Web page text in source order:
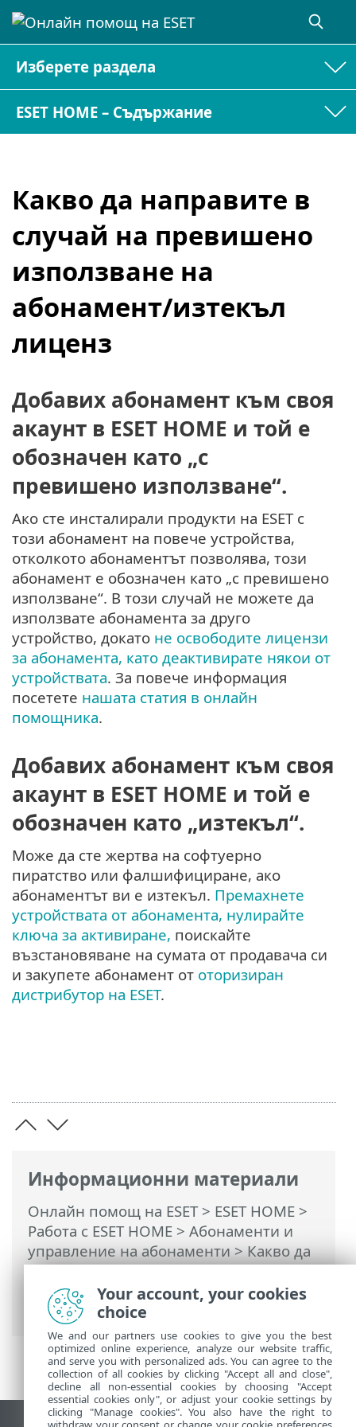
Изберете раздела
ESET HOME – Съдържание
Какво да направите в
случай на превишено
използване на
абонамент/изтекъл
лиценз
Информационни материали
Онлайн помощ на ESET> ESET HOME >
Работа с ESET HOME > Абонаменти и
управление на абонаменти> Какво да
направите в случай на превишено
използване на абонамент/изтекъл
лиценз
Добавих абонамент към своя
акаунт в ESET HOME и той е
обозначен като „с
превишено използване“.
Ако сте инсталирали продукти на ESET с
този абонамент на повече устройства,
отколкото абонаментът позволява, този
абонамент е обозначен като „с превишено
използване“. В този случай не можете да
използвате абонамента за друго
устройство, докато не освободите лицензи
за абонамента, като деактивирате някои от
устройствата. За повече информация
посетете нашата статия в онлайн
помощника.
Добавих абонамент към своя
акаунт в ESET HOME и той е
обозначен като „изтекъл“.
Може да сте жертва на софтуерно
пиратство или фалшифициране, ако
абонаментът ви е изтекъл. Премахнете
устройствата от абонамента, нулирайте
ключа за активиране, поискайте
възстановяване на сумата от продавача си
и закупете абонамент от оторизиран
дистрибутор на ESET.
Your account, your cookies
choice
We and our partners use cookies to give you the best
optimized online experience, analyze our website traffic,
and serve you with personalized ads. You can agree to the
collection of all cookies by clicking "Accept all and close",
decline all non-essential cookies by choosing "Accept
essential cookies only", or adjust your cookie settings by
clicking "Manage cookies". You also have the right to